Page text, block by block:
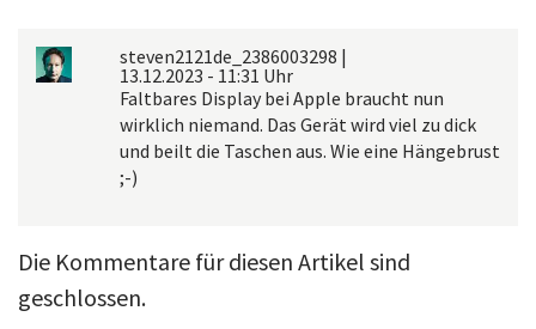
steven2121de_2386003298 |
13.12.2023 - 11:31 Uhr
Faltbares Display bei Apple braucht nun
wirklich niemand. Das Gerät wird viel zu dick
und beilt die Taschen aus. Wie eine Hängebrust
;-)
Die Kommentare für diesen Artikel sind
geschlossen.